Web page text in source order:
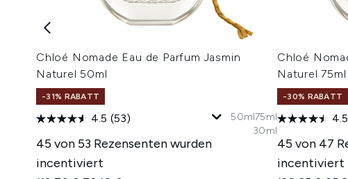
Chloé Nomade Eau de Parfum Jasmin
Naturel 50ml
-31% RABATT
4.5 (53)
45 von 53 Rezensenten wurden
incentiviert
50ml75ml
30ml
Chloé
Naturel 75ml
-30% RABATT
4.5
45 von 47
incentiviert